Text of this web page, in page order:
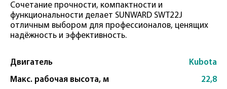
Сочетание прочности, компактности и
функциональности делает SUNWARD SWT22J
отличным выбором для профессионалов, ценящих
надёжность и эффективность.
Двигатель
Kubota
Макс. рабочая высота, м
22,8